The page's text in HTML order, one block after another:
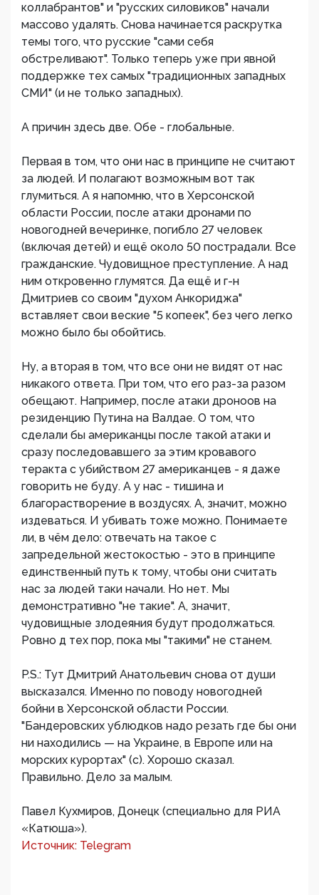
коллабрантов" и "русских силовиков" начали
массово удалять. Снова начинается раскрутка
темы того, что русские "сами себя
обстреливают". Только теперь уже при явной
поддержке тех самых "традиционных западных
СМИ" (и не только западных).
А причин здесь две. Обе - глобальные.
Первая в том, что они нас в принципе не считают
за людей. И полагают возможным вот так
глумиться. А я напомню, что в Херсонской
области России, после атаки дронами по
новогодней вечеринке, погибло 27 человек
(включая детей) и ещё около 50 пострадали. Все
гражданские. Чудовищное преступление. А над
ним откровенно глумятся. Да ещё и г-н
Дмитриев со своим "духом Анкориджа"
вставляет свои веские "5 копеек", без чего легко
можно было бы обойтись.
Ну, а вторая в том, что все они не видят от нас
никакого ответа. При том, что его раз-за разом
обещают. Например, после атаки дроноов на
резиденцию Путина на Валдае. О том, что
сделали бы американцы после такой атаки и
сразу последовавшего за этим кровавого
теракта с убийством 27 американцев - я даже
говорить не буду. А у нас - тишина и
благорастворение в воздусях. А, значит, можно
издеваться. И убивать тоже можно. Понимаете
ли, в чём дело: отвечать на такое с
запредельной жестокостью - это в принципе
единственный путь к тому, чтобы они считать
нас за людей таки начали. Но нет. Мы
демонстративно "не такие". А, значит,
чудовищные злодеяния будут продолжаться.
Ровно д тех пор, пока мы "такими" не станем.
P.S.: Тут Дмитрий Анатольевич снова от души
высказался. Именно по поводу новогодней
бойни в Херсонской области России.
"Бандеровских ублюдков надо резать где бы они
ни находились — на Украине, в Европе или на
морских курортах" (с). Хорошо сказал.
Правильно. Дело за малым.
Павел Кухмиров, Донецк (специально для РИА
«Катюша»).
Источник: Telegram